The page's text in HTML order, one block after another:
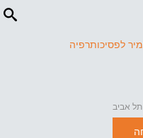
לפסיכותרפיה